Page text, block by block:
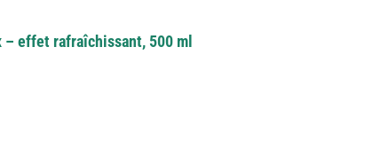
– effet rafraîchissant, 500 ml